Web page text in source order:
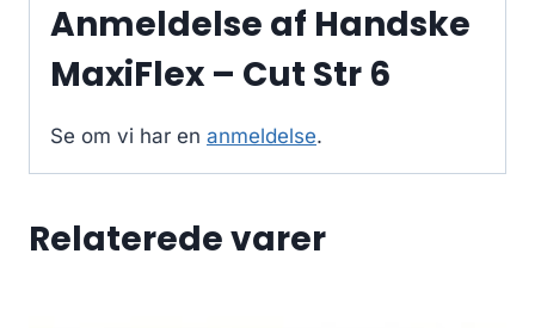
Anmeldelse af Handske
MaxiFlex – Cut Str 6
Se om vi har en anmeldelse.
Relaterede varer